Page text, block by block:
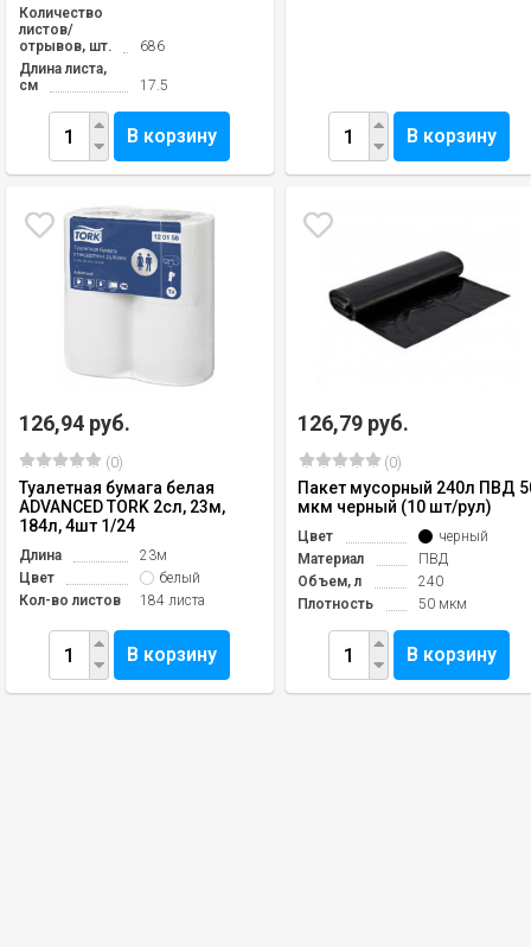
Количество
листов/
отрывов, шт.
686
Длина листа,
см
17.5
В корзину В корзину
126,94 руб.
(0)
Туалетная бумага белая
ADVANCED TORK 2сл, 23м,
184л, 4шт 1/24
Длина
23м
Цвет
белый
Кол-во листов
184 листа
В корзину
126,79 руб.
(0)
Пакет мусорный 240л ПВД
мкм черный (10 шт/рул)
Цвет
черный
Материал
ПВД
Объем, л
240
Плотность
50 мкм
В корзину